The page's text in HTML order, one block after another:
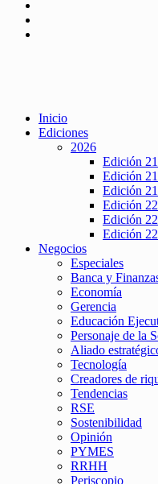
Inicio
Ediciones
2026
Edición
Edición
Edición
Edición
Edición
Edición
Negocios
Especiales
Banca y
Economía
Gerencia
Educación
Personaje de la
Aliado
Tecnología
Creadores de
Tendencias
RSE
Sostenibilidad
Opinión
PYMES
RRHH
Periscopio